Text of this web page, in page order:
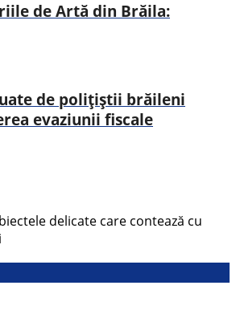
de Artă din Brăila:
de polițiștii brăileni
evaziunii fiscale
delicate care contează cu